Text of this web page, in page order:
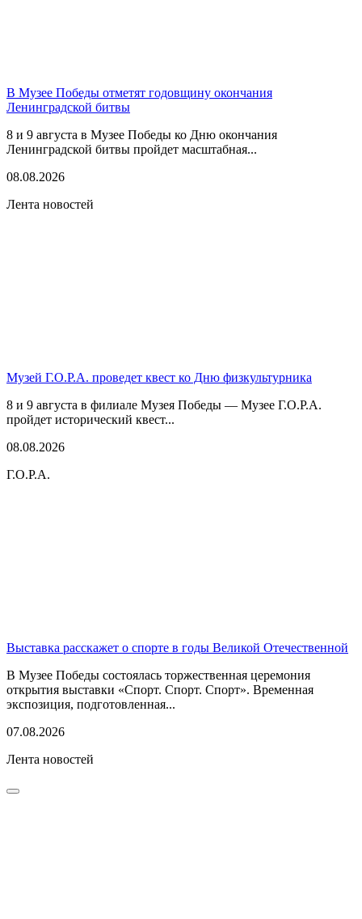
В Музее Победы отметят годовщину окончания
Ленинградской битвы
8 и 9 августа в Музее Победы ко Дню окончания
Ленинградской битвы пройдет масштабная...
08.08.2026
Лента новостей
Музей Г.О.Р.А. проведет квест ко Дню физкультурника
8 и 9 августа в филиале Музея Победы — Музее Г.О.Р.А.
пройдет исторический квест...
08.08.2026
Г.О.Р.А.
Выставка расскажет о спорте в годы Великой Отечественной
В Музее Победы состоялась торжественная церемония
открытия выставки «Спорт. Спорт. Спорт». Временная
экспозиция, подготовленная...
07.08.2026
Лента новостей